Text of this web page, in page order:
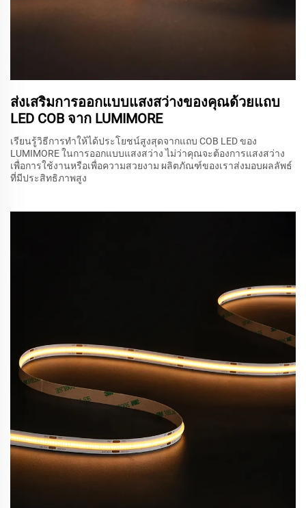
ส่งเสริมการออกแบบแสงสว่างของคุณด้วยแถบ
LED COB จาก LUMIMORE
เรียนรู้วิธีการทำให้ได้ประโยชน์สูงสุดจากแถบ COB LED ของ
LUMIMORE ในการออกแบบแสงสว่าง ไม่ว่าคุณจะต้องการแสงสว่าง
เพื่อการใช้งานหรือเพื่อความสวยงาม ผลิตภัณฑ์ของเราส่งมอบผลลัพธ์
ที่มีประสิทธิภาพสูง